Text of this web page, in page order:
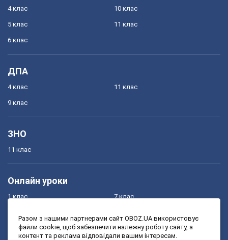
4 клас
5 клас
6 клас
10 клас
11 клас
ДПА
4 клас
9 клас
11 клас
ЗНО
11 клас
Онлайн уроки
1 клас
3 клас
7 клас
9 клас
Разом з нашими партнерами сайт OBOZ.UA використовує
файли cookie, щоб забезпечити належну роботу сайту, а
контент та реклама відповідали вашим інтересам.